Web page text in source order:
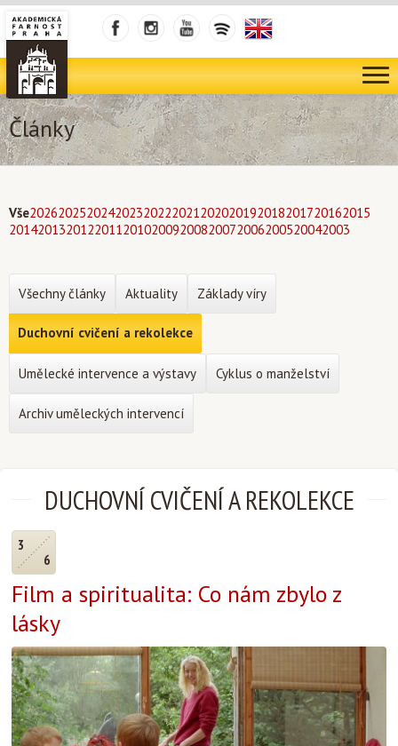
Články
Vše202620252024202320222021202020192018201720162015
201420132012201120102009200820072006200520042003
DUCHOVNÍ CVIČENÍ A REKOLEKCE
3
6
Film a spiritualita: Co nám zbylo z
lásky
Všechny články Aktuality Základy víry
Duchovní cvičení a rekolekce
Umělecké intervence a výstavy Cyklus o manželství
Archiv uměleckých intervencí